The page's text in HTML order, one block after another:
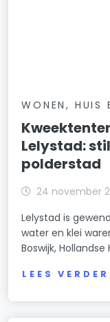
WONEN, HUIS
Lelystad:
polderstad
24 november
Lelystad is
water en klei
Boswijk,
LEES VERDER